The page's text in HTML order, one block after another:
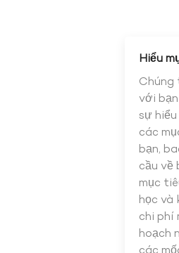
Hiểu
Chúng
với
sự
các
bạn,
cầu về
mục
học và
chi phí
hoạch